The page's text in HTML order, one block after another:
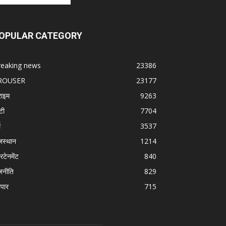
CATEGORY
news
23386
23177
9263
7704
3537
1214
840
829
715